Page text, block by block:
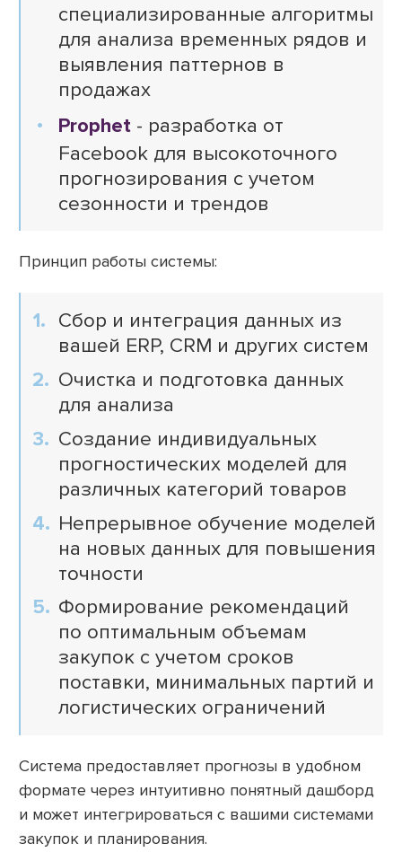
специализированные алгоритмы
для анализа временных рядов и
выявления паттернов в
продажах
Prophet - разработка от
Facebook для высокоточного
прогнозирования с учетом
сезонности и трендов
Принцип работы системы:
Сбор и интеграция данных из
вашей ERP, CRM и других систем
Очистка и подготовка данных
для анализа
Создание индивидуальных
прогностических моделей для
различных категорий товаров
Непрерывное обучение моделей
на новых данных для повышения
точности
Формирование рекомендаций
по оптимальным объемам
закупок с учетом сроков
поставки, минимальных партий и
логистических ограничений
Система предоставляет прогнозы в удобном
формате через интуитивно понятный дашборд
и может интегрироваться с вашими системами
закупок и планирования.